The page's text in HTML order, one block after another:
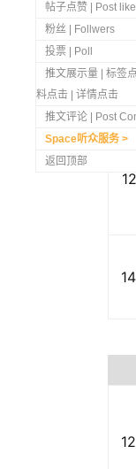
帖子点赞 | Post
粉丝 | Follwers
投票 | Poll
推文展示量 | 标签
料点击 | 详情点击
推文评论 | Post
Space听众服务
返回顶部